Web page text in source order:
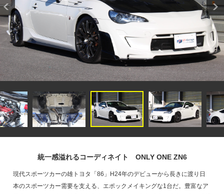
統一感溢れるコーディネイト ONLY ONE ZN6
現代スポーツカーの雄トヨタ「86」H24年のデビューから長きに渡り日
本のスポーツカー需要を支える、エポックメイキングな1台だ。豊富なア